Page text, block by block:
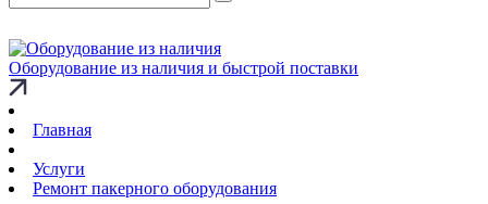
Оборудование из наличия и быстрой поставки
Главная
Услуги
Ремонт пакерного оборудования